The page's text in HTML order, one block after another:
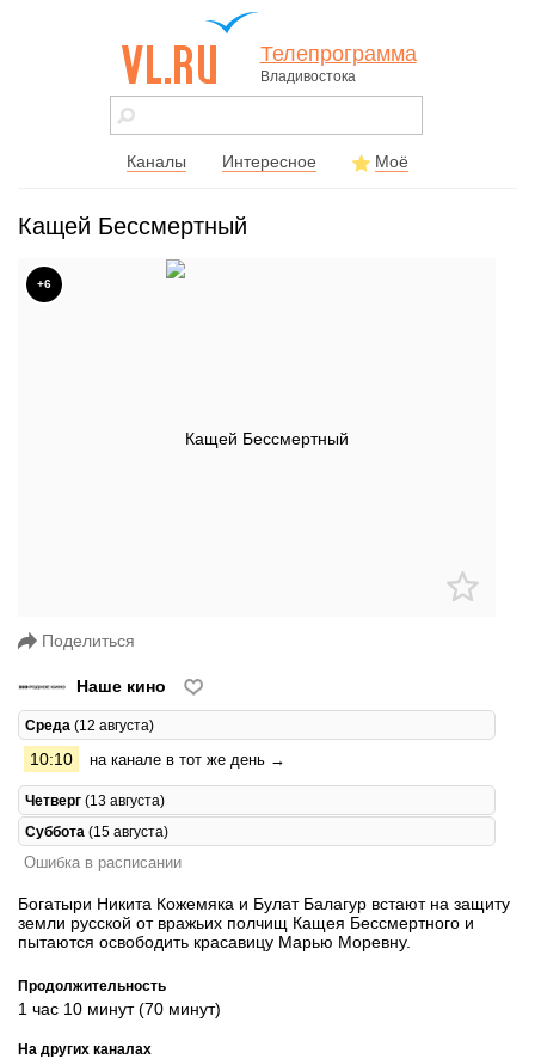
vl.ru - сайт
города
Телепрограмма
Владивостока
Каналы Интересное Моё
Кащей Бессмертный
+6
Поделиться
Наше кино
Среда (12 августа)
10:10 на канале в тот же день →
Четверг (13 августа)
Суббота (15 августа)
Ошибка в расписании
Богатыри Никита Кожемяка и Булат Балагур встают на защиту
земли русской от вражьих полчищ Кащея Бессмертного и
пытаются освободить красавицу Марью Моревну.
Продолжительность
1 час 10 минут (70 минут)
На других каналах